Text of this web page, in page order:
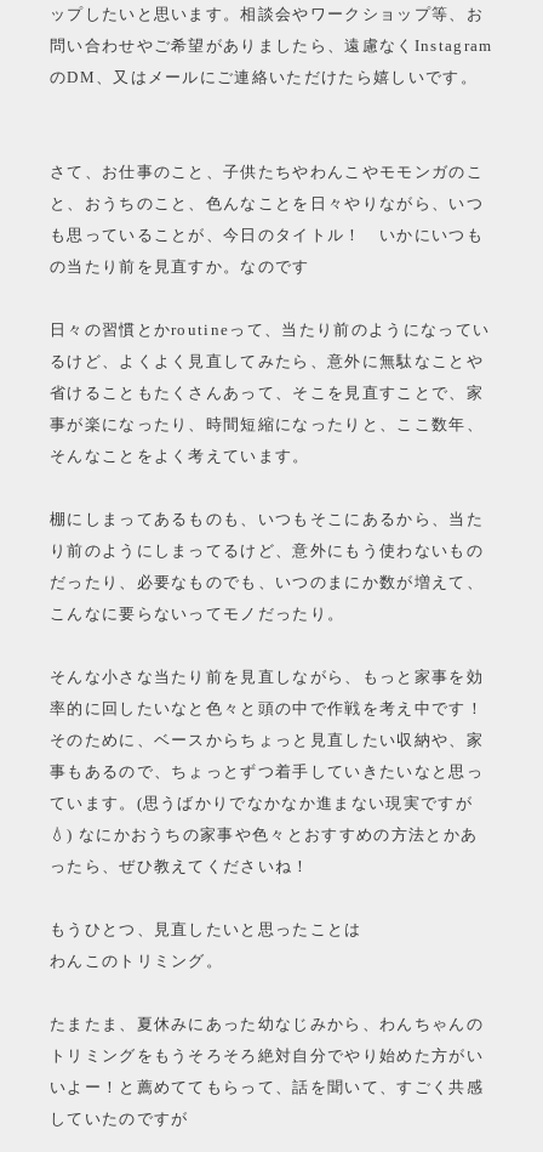
ップしたいと思います。相談会やワークショップ等、お
問い合わせやご希望がありましたら、遠慮なくInstagram
のDM、又はメールにご連絡いただけたら嬉しいです。
さて、お仕事のこと、子供たちやわんこやモモンガのこ
と、おうちのこと、色んなことを日々やりながら、いつ
も思っていることが、今日のタイトル！ いかにいつも
の当たり前を見直すか。なのです
日々の習慣とかroutineって、当たり前のようになってい
るけど、よくよく見直してみたら、意外に無駄なことや
省けることもたくさんあって、そこを見直すことで、家
事が楽になったり、時間短縮になったりと、ここ数年、
そんなことをよく考えています。
棚にしまってあるものも、いつもそこにあるから、当た
り前のようにしまってるけど、意外にもう使わないもの
だったり、必要なものでも、いつのまにか数が増えて、
こんなに要らないってモノだったり。
そんな小さな当たり前を見直しながら、もっと家事を効
率的に回したいなと色々と頭の中で作戦を考え中です！
そのために、ベースからちょっと見直したい収納や、家
事もあるので、ちょっとずつ着手していきたいなと思っ
ています。(思うばかりでなかなか進まない現実ですが
💧) なにかおうちの家事や色々とおすすめの方法とかあ
ったら、ぜひ教えてくださいね！
もうひとつ、見直したいと思ったことは
わんこのトリミング。
たまたま、夏休みにあった幼なじみから、わんちゃんの
トリミングをもうそろそろ絶対自分でやり始めた方がい
いよー！と薦めててもらって、話を聞いて、すごく共感
していたのですが